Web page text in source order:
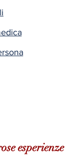
esperienze